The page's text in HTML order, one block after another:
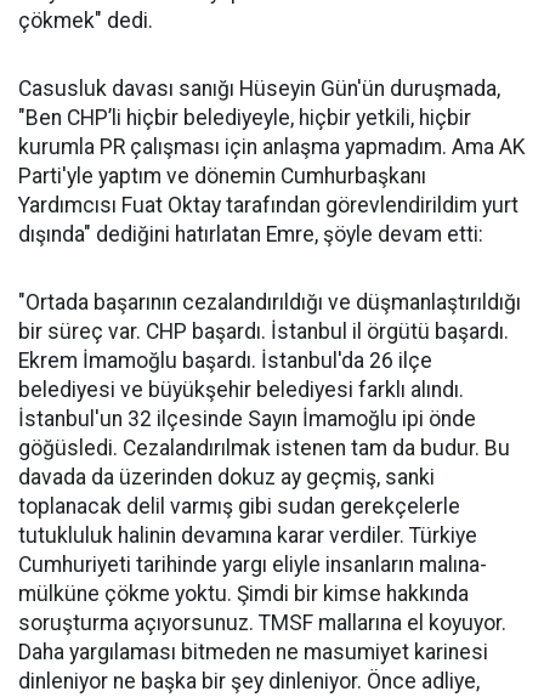
çökmek" dedi.
Casusluk davası sanığı Hüseyin Gün'ün duruşmada,
"Ben CHP’li hiçbir belediyeyle, hiçbir yetkili, hiçbir
kurumla PR çalışması için anlaşma yapmadım. Ama AK
Parti'yle yaptım ve dönemin Cumhurbaşkanı
Yardımcısı Fuat Oktay tarafından görevlendirildim yurt
dışında" dediğini hatırlatan Emre, şöyle devam etti:
"Ortada başarının cezalandırıldığı ve düşmanlaştırıldığı
bir süreç var. CHP başardı. İstanbul il örgütü başardı.
Ekrem İmamoğlu başardı. İstanbul'da 26 ilçe
belediyesi ve büyükşehir belediyesi farklı alındı.
İstanbul'un 32 ilçesinde Sayın İmamoğlu ipi önde
göğüsledi. Cezalandırılmak istenen tam da budur. Bu
davada da üzerinden dokuz ay geçmiş, sanki
toplanacak delil varmış gibi sudan gerekçelerle
tutukluluk halinin devamına karar verdiler. Türkiye
Cumhuriyeti tarihinde yargı eliyle insanların malına-
mülküne çökme yoktu. Şimdi bir kimse hakkında
soruşturma açıyorsunuz. TMSF mallarına el koyuyor.
Daha yargılaması bitmeden ne masumiyet karinesi
dinleniyor ne başka bir şey dinleniyor. Önce adliye,